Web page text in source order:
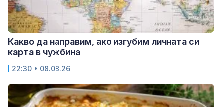
Какво да направим, ако изгубим личната си
карта в чужбина
22:30 • 08.08.26